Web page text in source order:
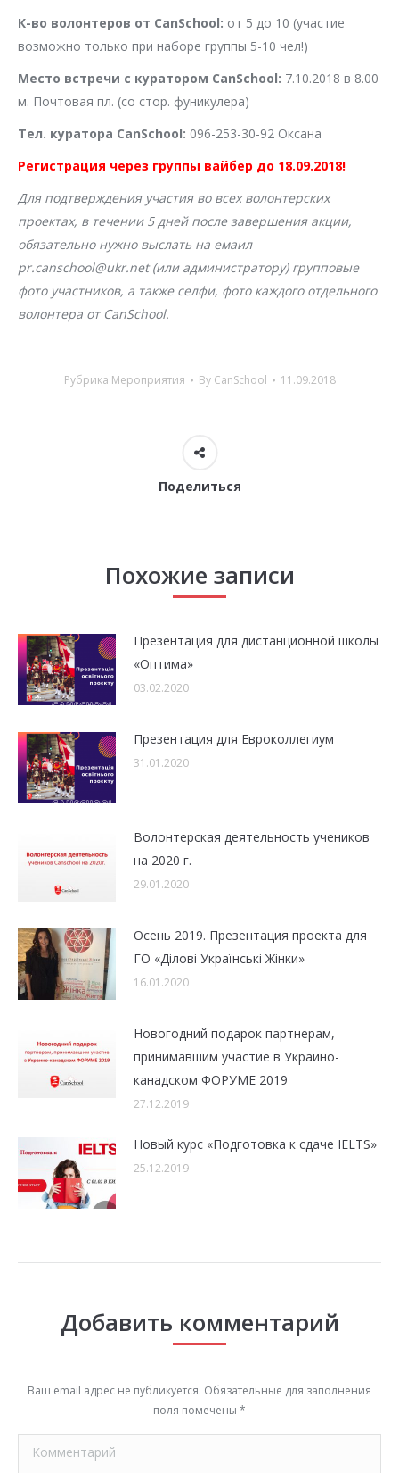
К-во волонтеров от CanSchool: от 5 до 10 (участие
возможно только при наборе группы 5-10 чел!)
Место встречи с куратором CanSchool: 7.10.2018 в 8.00
м. Почтовая пл. (со стор. фуникулера)
Тел. куратора CanSchool: 096-253-30-92 Оксана
Регистрация через группы вайбер до 18.09.2018!
Для подтверждения участия во всех волонтерских
проектах, в течении 5 дней после завершения акции,
обязательно нужно выслать на емаил
pr.canschool@ukr.net (или администратору) групповые
фото участников, а также селфи, фото каждого отдельного
волонтера от CanSchool.
Рубрика Мероприятия By CanSchool 11.09.2018
Поделиться
Похожие записи
Презентация для дистанционной школы
«Оптима»
03.02.2020
Презентация для Евроколлегиум
31.01.2020
Волонтерская деятельность учеников
на 2020 г.
29.01.2020
Осень 2019. Презентация проекта для
ГО «Ділові Українські Жінки»
16.01.2020
Новогодний подарок партнерам,
принимавшим участие в Украино-
канадском ФОРУМЕ 2019
27.12.2019
Новый курс «Подготовка к сдаче IELTS»
25.12.2019
Добавить комментарий
Ваш email адрес не публикуется. Обязательные для заполнения
поля помечены *
Комментарий